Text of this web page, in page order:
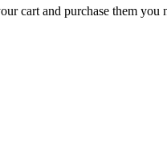
cart and purchase them you